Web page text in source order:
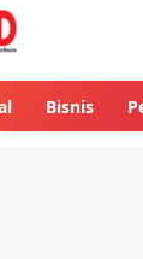
Bisnis